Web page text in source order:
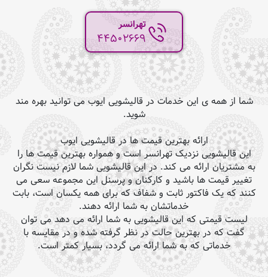
تهرانسر
44502669
شما از همه ی این خدمات در قالیشویی ایوب می توانید بهره مند
شوید.
ارائه بهترین قیمت ها در قالیشویی ایوب
این قالیشویی نزدیک تهرانسر است و همواره بهترین قیمت ها را
به مشتریان ارائه می کند. در این قالیشویی شما لازم نیست نگران
تغییر قیمت ها باشید و کارکنان و پرسنل این مجموعه سعی می
کنند که یک فاکتور ثابت و شفاف که برای همه یکسان است، بابت
خدماتشان به شما ارائه دهند.
لیست قیمتی که این قالیشویی به شما ارائه می دهد می توان
گفت که در بهترین حالت در نظر گرفته شده و در مقایسه با
خدماتی که به شما ارائه می گردد، بسیار کمتر است.